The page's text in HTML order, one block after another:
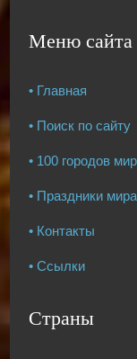
Меню сайта
• Главная
• Поиск по сайту
• 100 городов
• Праздники мира
• Контакты
• Ссылки
Страны